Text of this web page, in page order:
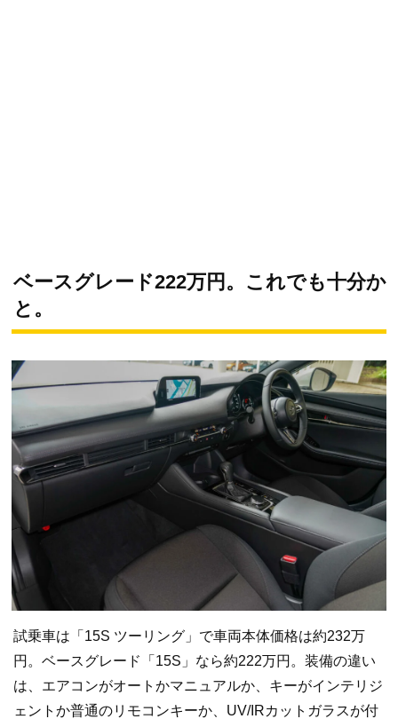
ベースグレード222万円。これでも十分か
と。
試乗車は「15S ツーリング」で車両本体価格は約232万
円。ベースグレード「15S」なら約222万円。装備の違い
は、エアコンがオートかマニュアルか、キーがインテリジ
ェントか普通のリモコンキーか、UV/IRカットガラスが付